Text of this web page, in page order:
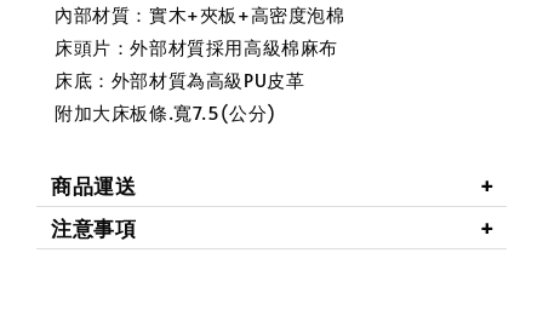
內部材質：實木+夾板+高密度泡棉
床頭片：外部材質採用高級棉麻布
床底：外部材質為高級PU皮革
附加大床板條.寬7.5(公分)
商品運送
注意事項